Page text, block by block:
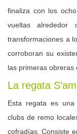
finaliza con los
vueltas
transformaciones a
corroboran su
las primeras obreras
La regata
Esta regata es una
clubs de remo
cofradías. Consiste